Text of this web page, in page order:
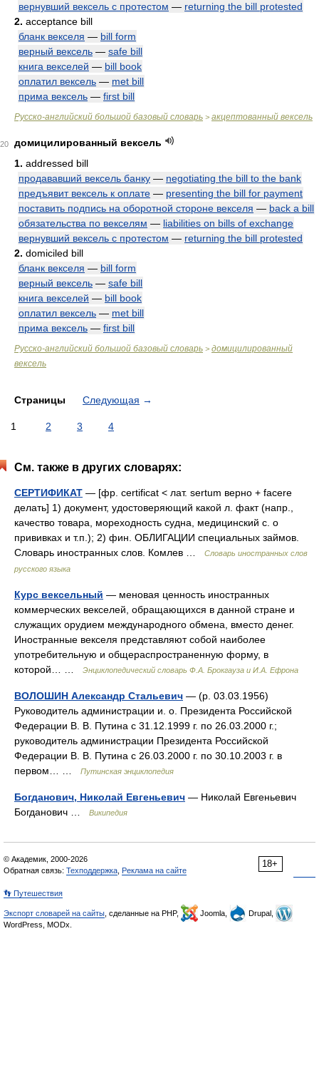
вернувший вексель с протестом — returning the bill protested
2. acceptance bill
бланк векселя — bill form
верный вексель — safe bill
книга векселей — bill book
оплатил вексель — met bill
прима вексель — first bill
Русско-английский большой базовый словарь > акцептованный вексель
20
домицилированный вексель
1. addressed bill
продававший вексель банку — negotiating the bill to the bank
предъявит вексель к оплате — presenting the bill for payment
поставить подпись на оборотной стороне векселя — back a bill
обязательства по векселям — liabilities on bills of exchange
вернувший вексель с протестом — returning the bill protested
2. domiciled bill
бланк векселя — bill form
верный вексель — safe bill
книга векселей — bill book
оплатил вексель — met bill
прима вексель — first bill
Русско-английский большой базовый словарь > домицилированный
вексель
Страницы Следующая →
1 2 3 4
См. также в других словарях:
СЕРТИФИКАТ — [фр. certificat < лат. sertum верно + facere
делать] 1) документ, удостоверяющий какой л. факт (напр.,
качество товара, мореходность судна, медицинский с. о
прививках и т.п.); 2) фин. ОБЛИГАЦИИ специальных займов.
Словарь иностранных слов. Комлев …
Словарь иностранных слов
русского языка
Курс вексельный — меновая ценность иностранных
коммерческих векселей, обращающихся в данной стране и
служащих орудием международного обмена, вместо денег.
Иностранные векселя представляют собой наиболее
употребительную и общераспространенную форму, в
которой… …
Энциклопедический словарь Ф.А. Брокгауза и И.А. Ефрона
ВОЛОШИН Александр Стальевич — (р. 03.03.1956)
Руководитель администрации и. о. Президента Российской
Федерации В. В. Путина с 31.12.1999 г. по 26.03.2000 г.;
руководитель администрации Президента Российской
Федерации В. В. Путина с 26.03.2000 г. по 30.10.2003 г. в
первом… …
Путинская энциклопедия
Богданович, Николай Евгеньевич — Николай Евгеньевич
Богданович …
Википедия
18+
© Академик, 2000-2026
Обратная связь: Техподдержка Реклама на сайте
👣 Путешествия
Экспорт словарей на сайты , сделанные на PHP, Joomla,
Drupal,
WordPress, MODx.